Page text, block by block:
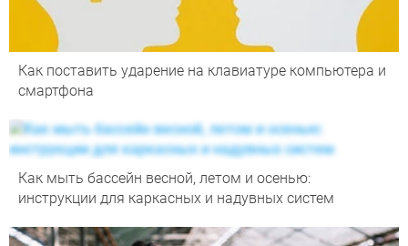
Как поставить ударение на клавиатуре компьютера и
смартфона
Как мыть бассейн весной, летом и осенью:
инструкции для каркасных и надувных систем